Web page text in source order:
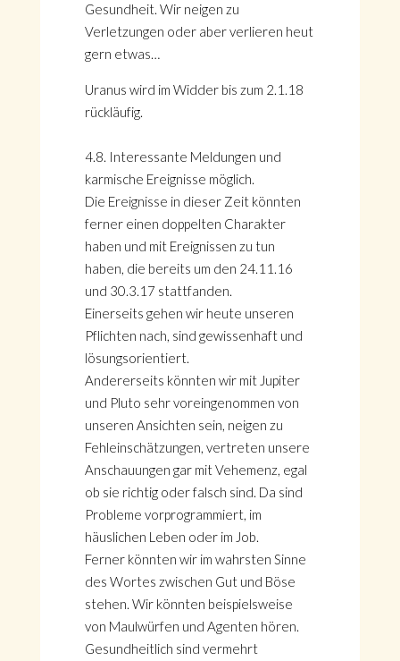
Gesundheit. Wir neigen zu
Verletzungen oder aber verlieren heut
gern etwas…
Uranus wird im Widder bis zum 2.1.18
rückläufig.
4.8. Interessante Meldungen und
karmische Ereignisse möglich.
Die Ereignisse in dieser Zeit könnten
ferner einen doppelten Charakter
haben und mit Ereignissen zu tun
haben, die bereits um den 24.11.16
und 30.3.17 stattfanden.
Einerseits gehen wir heute unseren
Pflichten nach, sind gewissenhaft und
lösungsorientiert.
Andererseits könnten wir mit Jupiter
und Pluto sehr voreingenommen von
unseren Ansichten sein, neigen zu
Fehleinschätzungen, vertreten unsere
Anschauungen gar mit Vehemenz, egal
ob sie richtig oder falsch sind. Da sind
Probleme vorprogrammiert, im
häuslichen Leben oder im Job.
Ferner könnten wir im wahrsten Sinne
des Wortes zwischen Gut und Böse
stehen. Wir könnten beispielsweise
von Maulwürfen und Agenten hören.
Gesundheitlich sind vermehrt